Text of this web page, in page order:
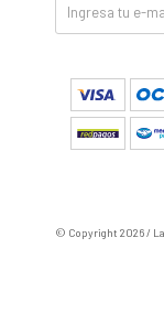
© Copyright 2026 /